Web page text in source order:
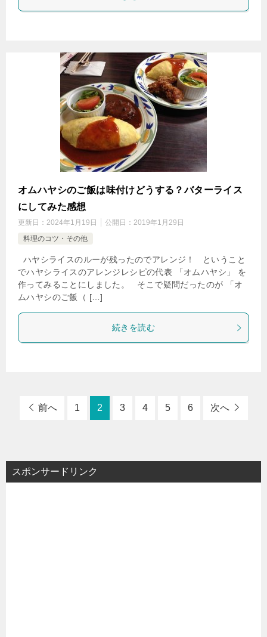
オムハヤシのご飯は味付けどうする？バターライス
にしてみた感想
更新日： 2024年1月19日 公開日： 2019年1月29日
料理のコツ・その他
ハヤシライスのルーが残ったのでアレンジ！ ということ
でハヤシライスのアレンジレシピの代表 「オムハヤシ」 を
作ってみることにしました。 そこで疑問だったのが 「オ
ムハヤシのご飯（ […]
続きを読む
前へ 1 2 3 4 5 6 次へ
スポンサードリンク